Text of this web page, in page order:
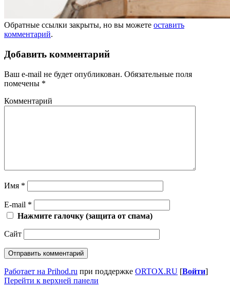
Обратные ссылки закрыты, но вы можете оставить
комментарий.
Добавить комментарий
Ваш e-mail не будет опубликован. Обязательные поля
помечены *
Комментарий
Имя *
E-mail *
Нажмите галочку (защита от спама)
Сайт
Работает на Prihod.ru при поддержке ORTOX.RU [Войти]
Перейти к верхней панели